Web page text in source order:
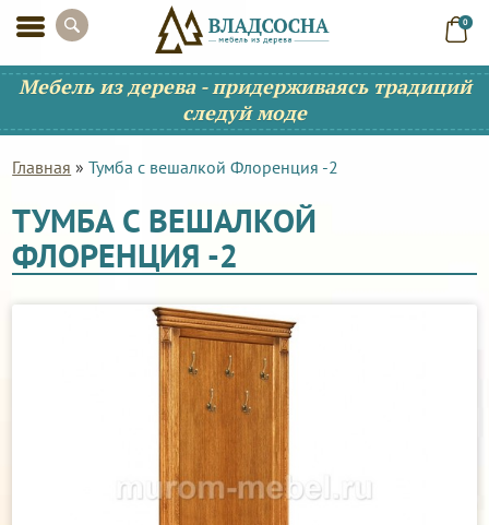
0
Мебель из дерева - придерживаясь традиций
следуй моде
Главная »Тумба с вешалкой Флоренция -2
ТУМБА С ВЕШАЛКОЙ
ФЛОРЕНЦИЯ -2